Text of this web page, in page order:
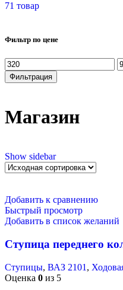
71 товар
Фильтр по цене
Фильтрация
Магазин
Show sidebar
Добавить к сравнению
Быстрый просмотр
Добавить в список желаний
Ступица переднего
Ступицы, ВАЗ 2101 ,
Оценка 0 из 5